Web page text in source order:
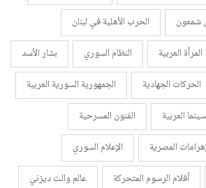
شمعون
الحرب الأهلية في لبنان
المرأة العربية النظام السوري
بشار الأسد
الحركات الجهادية
الجمهورية السورية العربية
العربية
الفنون المسرحية
المصرية
الإعلام السوري
أفلام الرسوم المتحركة
عالم والت ديزني